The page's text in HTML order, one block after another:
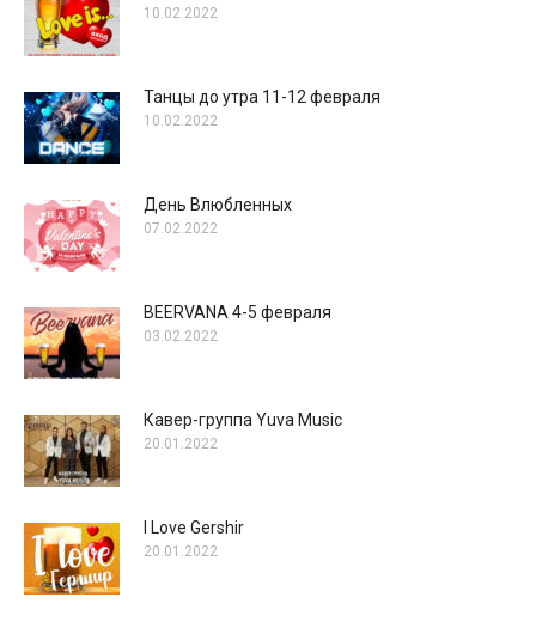
10.02.2022
Танцы до утра 11-12 февраля
10.02.2022
День Влюбленных
07.02.2022
BEERVANA 4-5 февраля
03.02.2022
Кавер-группа Yuva Music
20.01.2022
I Love Gershir
20.01.2022